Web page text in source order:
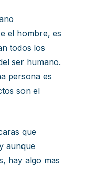
el hombre, es
todos los
ser humano.
persona es
son el
que
aunque
hay algo mas